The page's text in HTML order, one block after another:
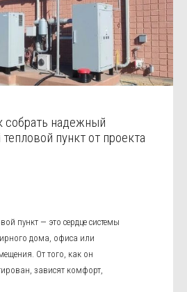
надежный
пункт от проекта
пункт — это сердце системы
дома, офиса или
От того, как он
зависят комфорт,